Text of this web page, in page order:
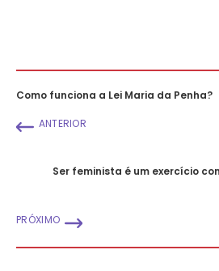
Como funciona a Lei Maria da Penha?
ANTERIOR
Ser feminista é um exercício
PRÓXIMO